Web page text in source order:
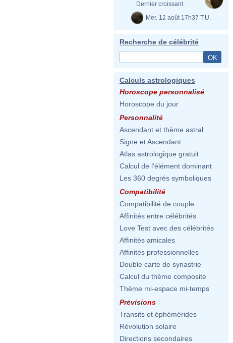
Dernier croissant
Mer. 12 août 17h37 T.U.
Recherche de célébrité
Calculs astrologiques
Horoscope personnalisé
Horoscope du jour
Personnalité
Ascendant et thème astral
Signe et Ascendant
Atlas astrologique gratuit
Calcul de l'élément dominant
Les 360 degrés symboliques
Compatibilité
Compatibilité de couple
Affinités entre célébrités
Love Test avec des célébrités
Affinités amicales
Affinités professionnelles
Double carte de synastrie
Calcul du thème composite
Thème mi-espace mi-temps
Prévisions
Transits et éphémérides
Révolution solaire
Directions secondaires